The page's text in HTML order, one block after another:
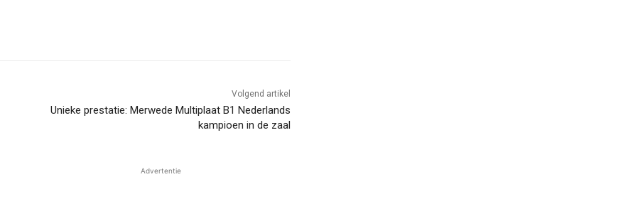
Volgend artikel
Unieke prestatie: Merwede Multiplaat B1 Nederlands
kampioen in de zaal
Advertentie